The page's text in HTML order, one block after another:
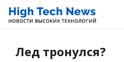
Лед тронулся?